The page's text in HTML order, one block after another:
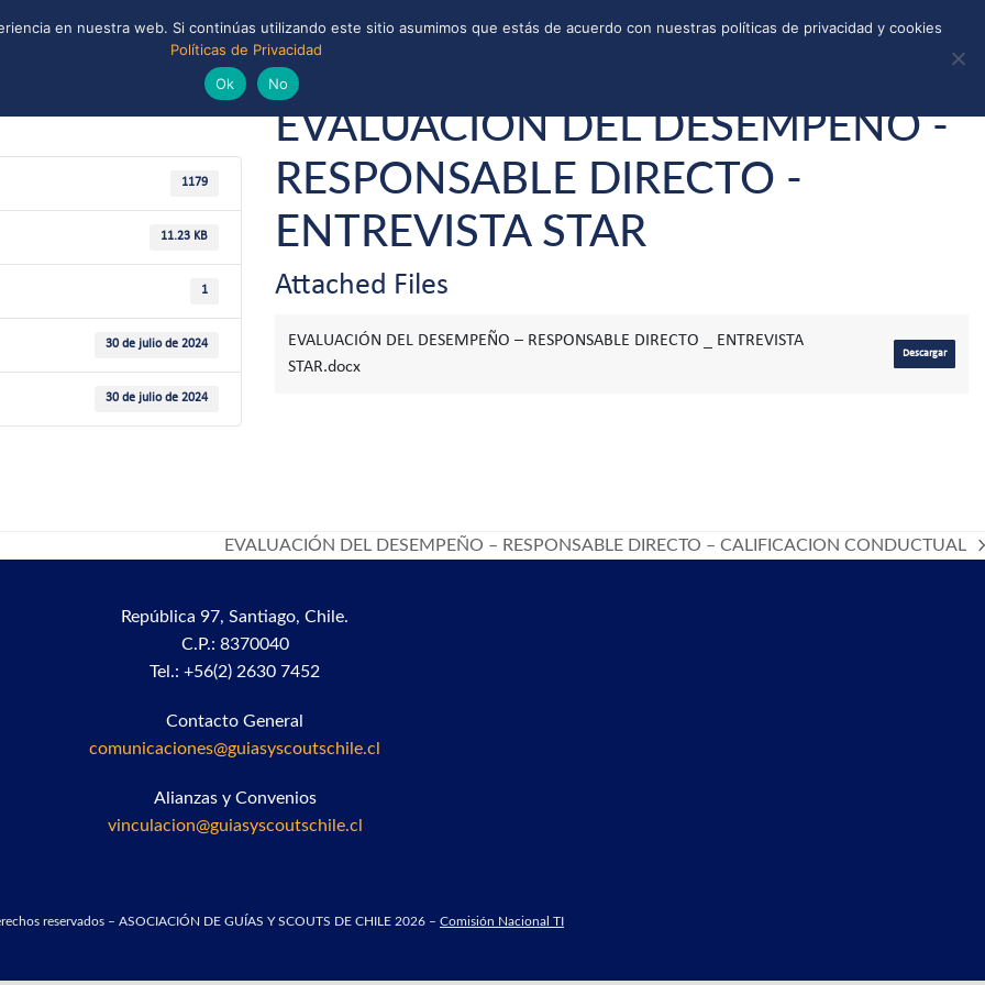
TIENDA CALLEJONES DONAR
CONVENIOS Y ALIANZAS
BIBLIOTECA
1179
11.23 KB
1
30 de julio de 2024
30 de julio de 2024
EVALUACIÓN DEL DESEMPEÑO -
RESPONSABLE DIRECTO -
ENTREVISTA STAR
Attached Files
EVALUACIÓN DEL DESEMPEÑO – RESPONSABLE DIRECTO _ ENTREVISTA
STAR.docx
Descargar
next
EVALUACIÓN DEL DESEMPEÑO – RESPONSABLE DIRECTO – CALIFICACION CONDUCTUAL
República 97,Santiago, Chile.
C.P.: 8370040
Tel.: +56(2) 2630 7452
Contacto General
comunicaciones@guiasyscoutschile.cl
Alianzas y Convenios
vinculacion@guiasyscoutschile.cl
reservados – ASOCIACIÓN DE GUÍAS Y SCOUTS DE CHILE 2026 – Comisión Nacional TI
en nuestra web. Si continúas utilizando este sitio asumimos que estás de acuerdo con nuestras políticas de privacidad y cookies
Políticas de Privacidad
Ok
No